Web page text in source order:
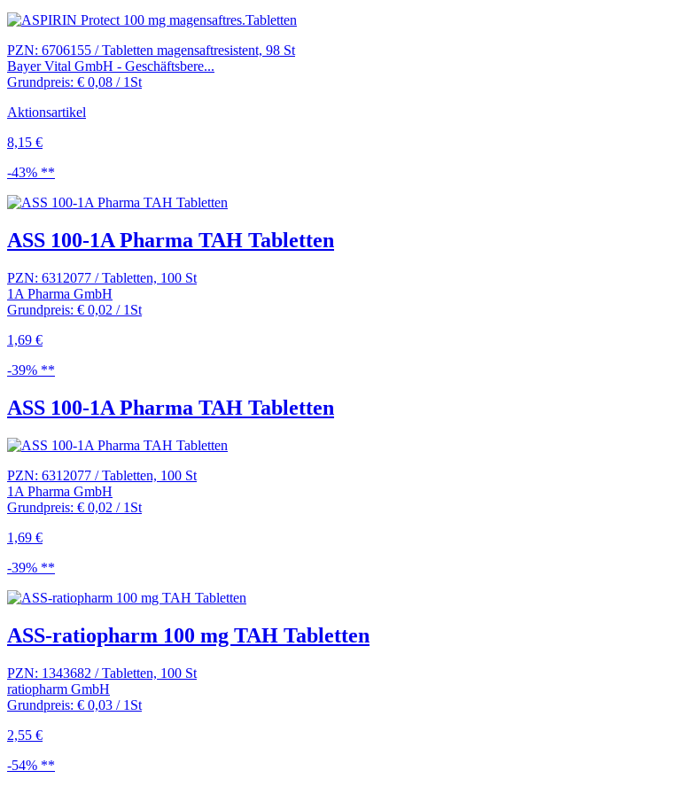
PZN: 6706155 / Tabletten magensaftresistent, 98 St
Bayer Vital GmbH - Geschäftsbere...
Grundpreis: € 0,08 / 1St
Aktionsartikel
8,15 €
-43% **
ASS 100-1A Pharma TAH Tabletten
PZN: 6312077 / Tabletten, 100 St
1A Pharma GmbH
Grundpreis: € 0,02 / 1St
1,69 €
-39% **
ASS 100-1A Pharma TAH Tabletten
PZN: 6312077 / Tabletten, 100 St
1A Pharma GmbH
Grundpreis: € 0,02 / 1St
1,69 €
-39% **
ASS-ratiopharm 100 mg TAH Tabletten
PZN: 1343682 / Tabletten, 100 St
ratiopharm GmbH
Grundpreis: € 0,03 / 1St
2,55 €
-54% **